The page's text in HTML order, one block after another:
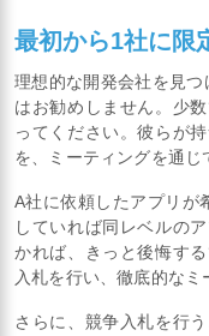
最初から1社に限
理想的な開発会社を見
はお勧めしません。少
ってください。彼らが
を、ミーティングを通じ
A社に依頼したアプリが
していれば同レベルの
かれば、きっと後悔す
入札を行い、徹底的なミ
さらに、競争入札を行